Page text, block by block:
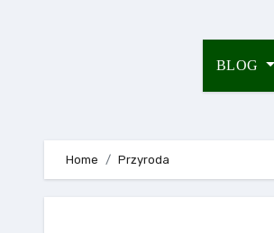
BLOG
Home Przyroda